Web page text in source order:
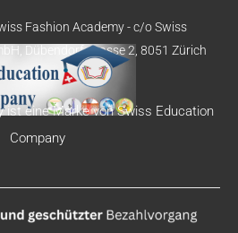
Fashion Academy -c/o Swiss
Dübendorfstrasse 2, 8051 Zürich
ist eine Marke von Swiss Education
Company